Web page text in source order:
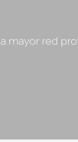
mayor red